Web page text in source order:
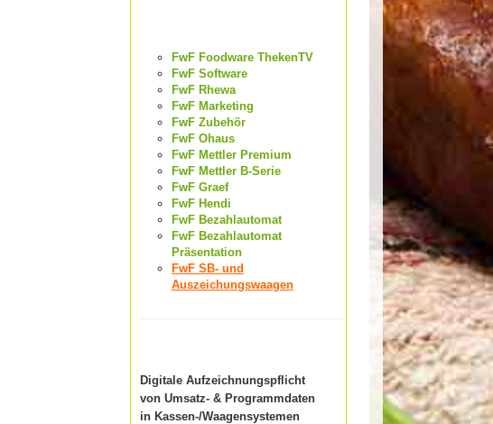
FwF Foodware ThekenTV
FwF Software
FwF Rhewa
FwF Marketing
FwF Zubehör
FwF Ohaus
FwF Mettler Premium
FwF Mettler B-Serie
FwF Graef
FwF Hendi
FwF Bezahlautomat
FwF Bezahlautomat
Präsentation
FwF SB- und
Auszeichungswaagen
Digitale Aufzeichnungspflicht
von Umsatz- & Programmdaten
in Kassen-/Waagensystemen